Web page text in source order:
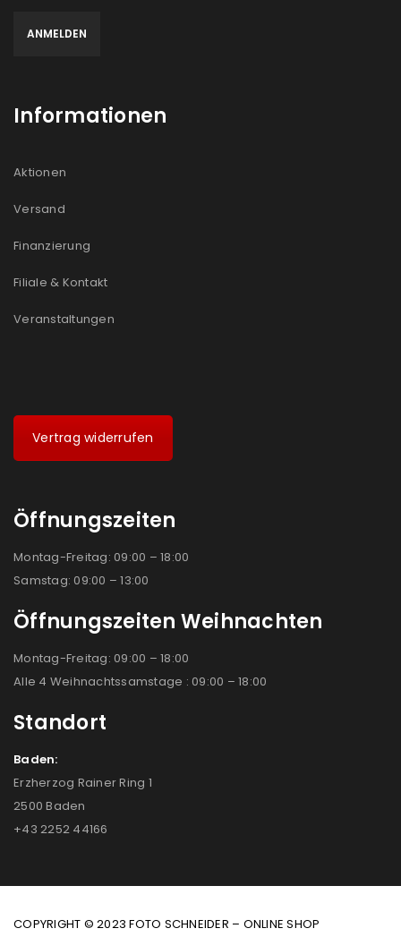
Informationen
Aktionen
Versand
Finanzierung
Filiale & Kontakt
Veranstaltungen
Vertrag widerrufen
Öffnungszeiten
Montag-Freitag: 09:00 – 18:00
Samstag: 09:00 – 13:00
Öffnungszeiten Weihnachten
Montag-Freitag: 09:00 – 18:00
Alle 4 Weihnachtssamstage : 09:00 – 18:00
Standort
Baden:
Erzherzog Rainer Ring 1
2500 Baden
+43 2252 44166
COPYRIGHT © 2023 FOTO SCHNEIDER – ONLINE SHOP